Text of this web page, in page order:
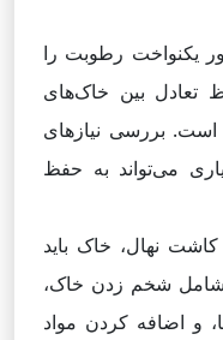
یکنواخت رطوبت را
تعادل بین خاک‌های
بررسی نیازهای
می‌تواند به حفظ
نهال، خاک باید
شامل شخم زدن خاک،
اضافه کردن مواد